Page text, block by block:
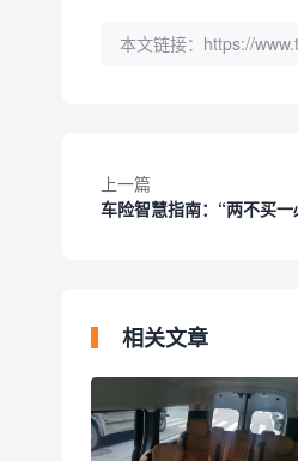
本文链接： https://
上一篇
车险智慧指南：“两不买一
相关文章